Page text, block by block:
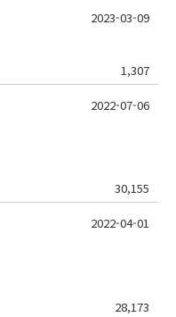
1,307
2023-03-09
30,155
2022-07-06
28,173
2022-04-01